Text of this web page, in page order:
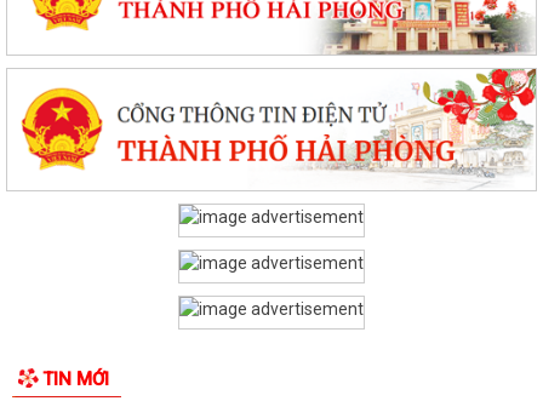
TIN MỚI
PHƯỜNG CHU VĂN AN TỔ CHỨC HỘI NGHỊ BỒI DƯỠNG, TẬP HUẤN LÝ
Phường Chu Văn An tập huấn nghiệp vụ bảo vệ nền tảng tư tưởng của
Đảng
PHƯỜNG CHU VĂN AN TỔ CHỨC ĐỐI THOẠI VỚI CÁC HỘ DÂN LIÊN
QUAN ĐẾN DỰ ÁN KHU DU LỊCH, DỊCH VỤ VÀ DÂN...
PHƯỜNG CHU VĂN AN TỔ CHỨC ĐỐI THOẠI VỀ PHƯƠNG ÁN BỒI
THƯỜNG, HỖ TRỢ GIẢI PHÓNG MẶT BẰNG DỰ ÁN KHU...
hộ nghèo, hộ cận nghèo, hộ thoát...